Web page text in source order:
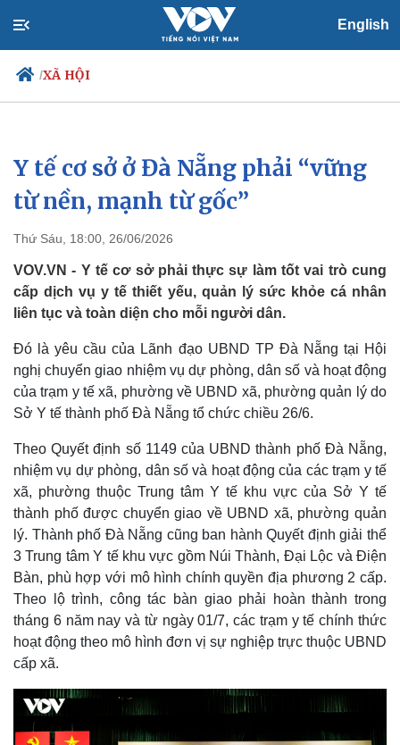
English
/XÃ HỘI
Chính trị
Đảng
Tổ chức nhân sự
Nhận diện sự thật
Xã hội
Tin 24h
Dự báo thời tiết
Việc làm
Biển đảo
Y tế cơ sở ở Đà Nẵng phải “vững
từ nền, mạnh từ gốc”
Thứ Sáu, 18:00, 26/06/2026
VOV.VN - Y tế cơ sở phải thực sự làm tốt vai trò cung
cấp dịch vụ y tế thiết yếu, quản lý sức khỏe cá nhân
liên tục và toàn diện cho mỗi người dân.
Đó là yêu cầu của Lãnh đạo UBND TP Đà Nẵng tại Hội
nghị chuyển giao nhiệm vụ dự phòng, dân số và hoạt động
của trạm y tế xã, phường về UBND xã, phường quản lý do
Sở Y tế thành phố Đà Nẵng tổ chức chiều 26/6.
Theo Quyết định số 1149 của UBND thành phố Đà Nẵng,
nhiệm vụ dự phòng, dân số và hoạt động của các trạm y tế
xã, phường thuộc Trung tâm Y tế khu vực của Sở Y tế
thành phố được chuyển giao về UBND xã, phường quản
lý. Thành phố Đà Nẵng cũng ban hành Quyết định giải thể
3 Trung tâm Y tế khu vực gồm Núi Thành, Đại Lộc và Điện
Bàn, phù hợp với mô hình chính quyền địa phương 2 cấp.
Theo lộ trình, công tác bàn giao phải hoàn thành trong
tháng 6 năm nay và từ ngày 01/7, các trạm y tế chính thức
hoạt động theo mô hình đơn vị sự nghiệp trực thuộc UBND
cấp xã.